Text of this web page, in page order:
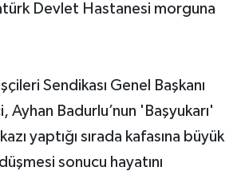
Devlet Hastanesi morguna
Sendikası Genel Başkanı
Ayhan Badurlu’nun 'Başyukarı'
yaptığı sırada kafasına büyük
sonucu hayatını